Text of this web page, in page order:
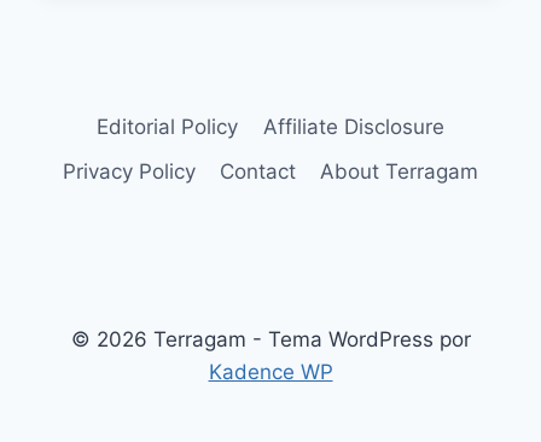
Editorial Policy
Affiliate Disclosure
Privacy Policy
Contact About Terragam
© 2026 Terragam - Tema WordPress por
Kadence WP